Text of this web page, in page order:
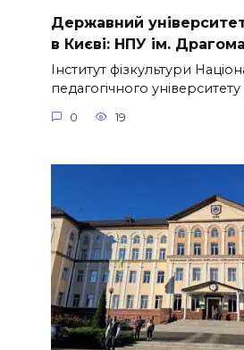
Державний
в Києві: НПУ ім.
Інститут фізкультури
педагогічного університету
0 19